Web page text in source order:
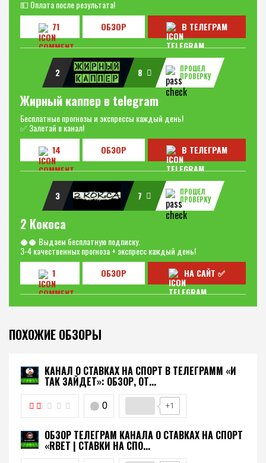
💵 Оплата после результата!
71
ОБЗОР В ТЕЛЕГРАМ
2 8
ПРОШЕЛ
ПРОВЕРКУ
Жирный каппер в telegram
Бесплатные прогнозы и экспрессы каждый день!
✅ Залетай в канал!
14
ОБЗОР В ТЕЛЕГРАМ
3 7
ПРОШЕЛ
ПРОВЕРКУ
2 Кокоса
🥥🥥 Выдаем бесплатную подписку.
3-4 качественных прогноза + экспресс каждый день!
1
ОБЗОР НА САЙТ ✅
ПОХОЖИЕ ОБЗОРЫ
КАНАЛ О СТАВКАХ НА СПОРТ В ТЕЛЕГРАММ «И
ТАК ЗАЙДЕТ»: ОБЗОР, ОТ...
0 +1
ОБЗОР ТЕЛЕГРАМ КАНАЛА О СТАВКАХ НА СПОРТ
«RBET | СТАВКИ НА СПО...